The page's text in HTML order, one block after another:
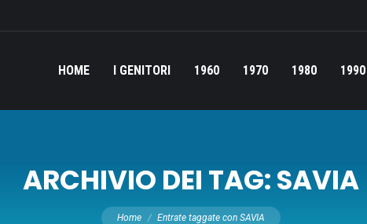
HOME I GENITORI 1960 1970 1980 1990
ARCHIVIO DEI TAG:SAVIA
Tu sei qui:
Home Entrate taggate con SAVIA